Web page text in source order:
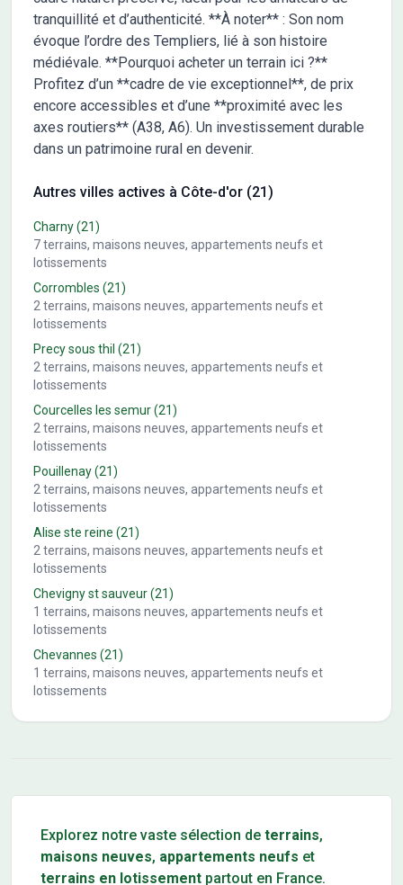
tranquillité et d’authenticité. **À noter** : Son nom
évoque l’ordre des Templiers, lié à son histoire
médiévale. **Pourquoi acheter un terrain ici ?**
Profitez d’un **cadre de vie exceptionnel**, de prix
encore accessibles et d’une **proximité avec les
axes routiers** (A38, A6). Un investissement durable
dans un patrimoine rural en devenir.
Autres villes actives à Côte-d'or (21)
Charny(21)
7terrains, maisons neuves, appartements neufs et
lotissements
Corrombles (21)
2terrains, maisons neuves, appartements neufs et
lotissements
Precy sous thil (21)
2terrains, maisons neuves, appartements neufs et
lotissements
Courcelles les semur(21)
2terrains, maisons neuves, appartements neufs et
lotissements
Pouillenay(21)
2terrains, maisons neuves, appartements neufs et
lotissements
Alise ste reine (21)
2terrains, maisons neuves, appartements neufs et
lotissements
Chevigny st sauveur(21)
1 terrains, maisons neuves, appartements neufs et
lotissements
Chevannes (21)
1 terrains, maisons neuves, appartements neufs et
lotissements
Explorez notre vaste sélection de terrains,
maisons neuves, appartements neufs et
terrains en lotissement partout en France.